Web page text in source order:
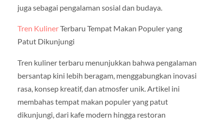
juga sebagai pengalaman sosial dan budaya.
Tren KulinerTerbaru Tempat Makan Populer yang
Patut Dikunjungi
Tren kuliner terbaru menunjukkan bahwa pengalaman
bersantap kini lebih beragam, menggabungkan inovasi
rasa, konsep kreatif, dan atmosfer unik. Artikel ini
membahas tempat makan populer yang patut
dikunjungi, dari kafe modern hingga restoran